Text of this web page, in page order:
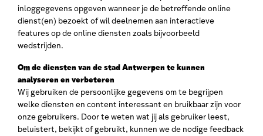
inloggegevens opgeven wanneer je de betreffende online
dienst(en) bezoekt of wil deelnemen aan interactieve
features op de online diensten zoals bijvoorbeeld
wedstrijden.
Om de diensten van de stad Antwerpen te kunnen
analyseren en verbeteren
Wij gebruiken de persoonlijke gegevens om te begrijpen
welke diensten en content interessant en bruikbaar zijn voor
onze gebruikers. Door te weten wat jij als gebruiker leest,
beluistert, bekijkt of gebruikt, kunnen we de nodige feedback